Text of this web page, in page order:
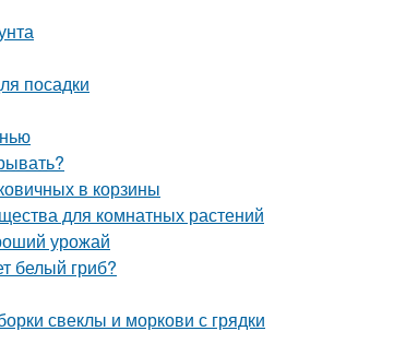
посадки
в корзины
для комнатных растений
урожай
белый гриб?
свеклы и моркови с грядки